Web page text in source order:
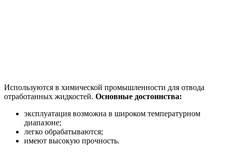
Используются в химической промышленности для отвода
отработанных жидкостей. Основные достоинства:
эксплуатация возможна в широком температурном
диапазоне;
легко обрабатываются;
имеют высокую прочность.